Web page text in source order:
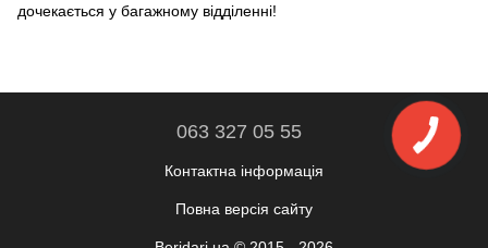
дочекається у багажному відділенні!
063 327 05 55
Контактна інформація
Повна версія сайту